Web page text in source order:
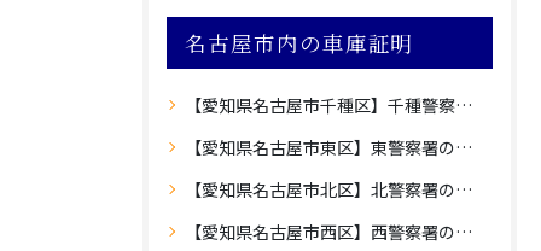
名古屋市内の車庫証明
【愛知県名古屋市千種区】千種警察署の車庫証明
【愛知県名古屋市東区】東警察署の車庫証明
【愛知県名古屋市北区】北警察署の車庫証明
【愛知県名古屋市西区】西警察署の車庫証明